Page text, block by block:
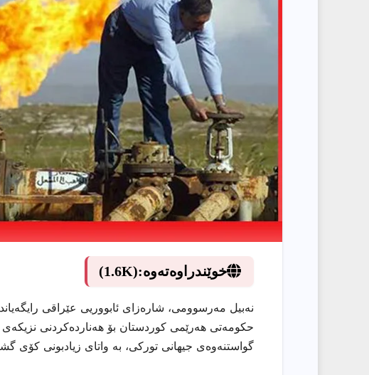
خوێندراوەتەوە:(1.6K)
نەبیل مەرسوومی، شارەزای ئابووریی عێراقی
گواستنەوەی جیهانی تورکی، بە واتای زیادبونی کۆی